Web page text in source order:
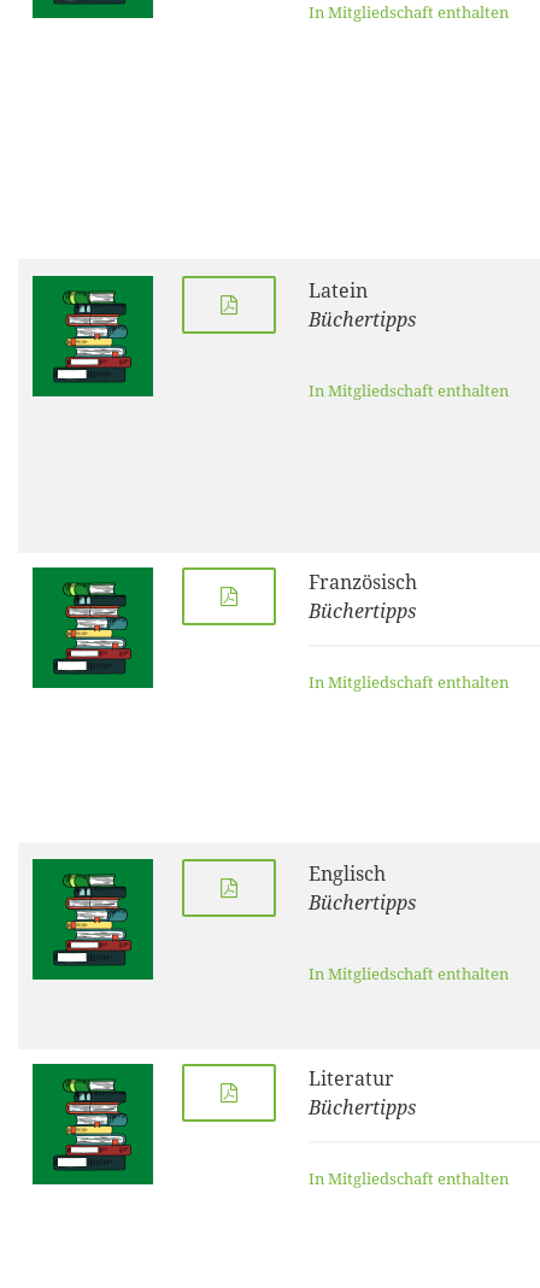
In Mitgliedschaft enthalten
Latein
Büchertipps
In Mitgliedschaft enthalten
Französisch
Büchertipps
In Mitgliedschaft enthalten
Englisch
Büchertipps
In Mitgliedschaft enthalten
Literatur
Büchertipps
In Mitgliedschaft enthalten